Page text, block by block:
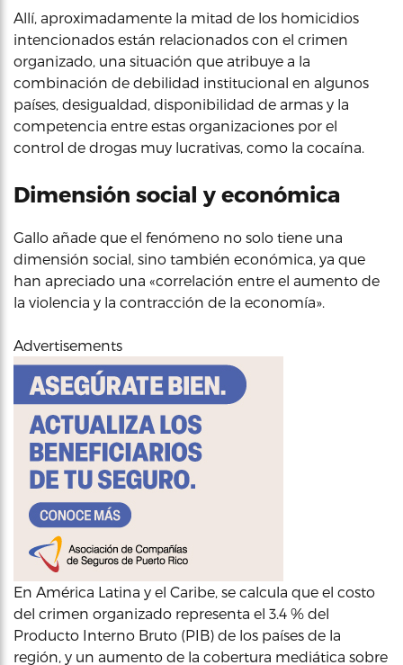
Allí, aproximadamente la mitad de los homicidios
intencionados están relacionados con el crimen
organizado, una situación que atribuye a la
combinación de debilidad institucional en algunos
países, desigualdad, disponibilidad de armas y la
competencia entre estas organizaciones por el
control de drogas muy lucrativas, como la cocaína.
Dimensión social y económica
Gallo añade que el fenómeno no solo tiene una
dimensión social, sino también económica, ya que
han apreciado una «correlación entre el aumento de
la violencia y la contracción de la economía».
Advertisements
En América Latina y el Caribe, se calcula que el costo
del crimen organizado representa el 3.4 % del
Producto Interno Bruto (PIB) de los países de la
región, y un aumento de la cobertura mediática sobre